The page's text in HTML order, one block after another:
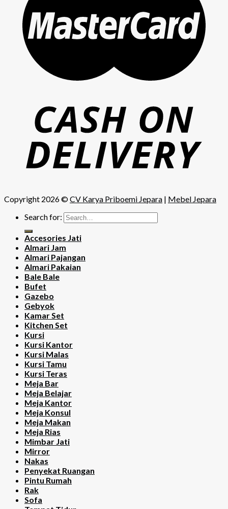
Copyright 2026 ©CV Karya Priboemi Jepara | Mebel Jepara
Search for:
Accesories Jati
Almari Jam
Almari Pajangan
Almari Pakaian
Bale Bale
Bufet
Gazebo
Gebyok
Kamar Set
Kitchen Set
Kursi
Kursi Kantor
Kursi Malas
Kursi Tamu
Kursi Teras
Meja Bar
Meja Belajar
Meja Kantor
Meja Konsul
Meja Makan
Meja Rias
Mimbar Jati
Mirror
Nakas
Penyekat Ruangan
Pintu Rumah
Rak
Sofa